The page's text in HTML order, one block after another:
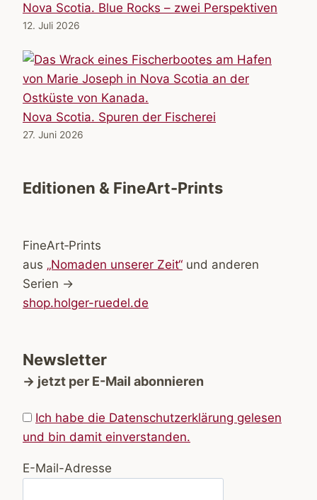
Nova Scotia. Blue Rocks – zwei Perspektiven
12. Juli 2026
Nova Scotia. Spuren der Fischerei
27. Juni 2026
Editionen & FineArt-Prints
FineArt‑Prints
aus „Nomaden unserer Zeit“ und anderen
Serien →
shop.holger-ruedel.de
Newsletter
→ jetzt per E-Mail abonnieren
Ich habe die Datenschutzerklärung gelesen
und bin damit einverstanden.
E-Mail-Adresse